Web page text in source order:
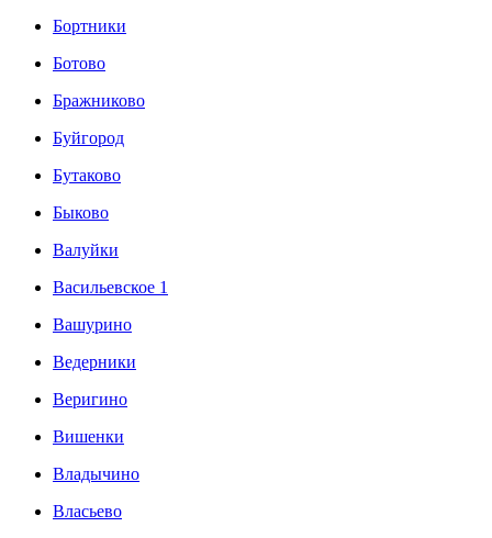
Бортники
Ботово
Бражниково
Буйгород
Бутаково
Быково
Валуйки
Васильевское 1
Вашурино
Ведерники
Веригино
Вишенки
Владычино
Власьево